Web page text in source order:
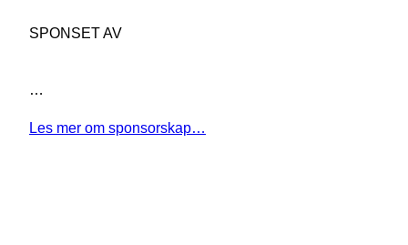
SPONSET AV
…
Les mer om sponsorskap…